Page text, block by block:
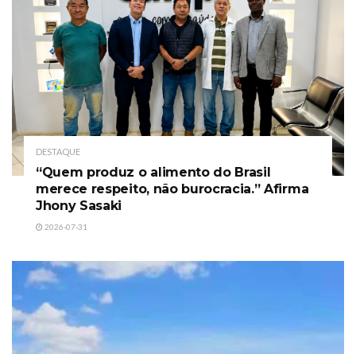
DESTAQUE
“Quem produz o alimento do Brasil
merece respeito, não burocracia.” Afirma
Jhony Sasaki
2026-07-31